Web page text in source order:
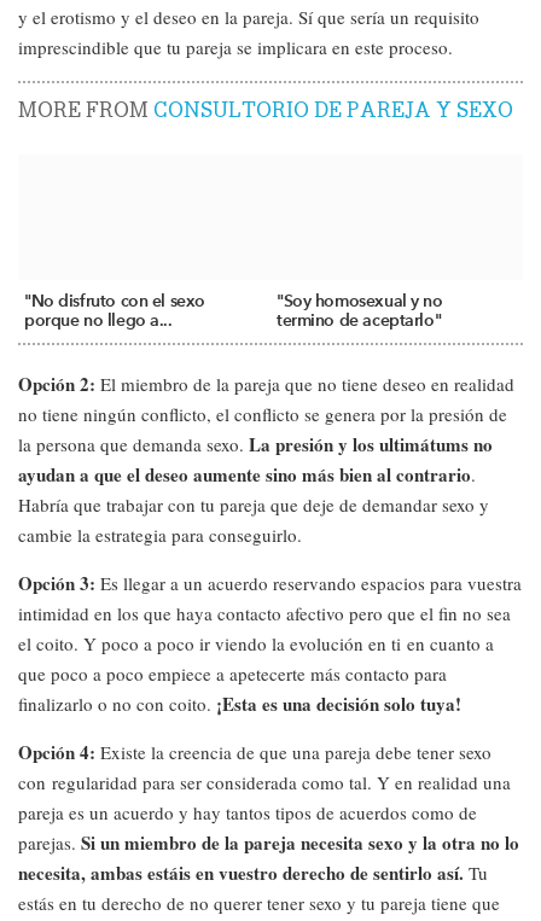
y el erotismo y el deseo en la pareja. Sí que sería un requisito
imprescindible que tu pareja se implicara en este proceso.
MORE FROMCONSULTORIO DE PAREJA Y SEXO
"No disfruto con el sexo
porque no llego a...
"Soy homosexual y no
termino de aceptarlo"
Opción 2: El miembro de la pareja que no tiene deseo en realidad
no tiene ningún conflicto, el conflicto se genera por la presión de
la persona que demanda sexo. La presión y los ultimátums no
ayudan a que el deseo aumente sino más bien al contrario.
Habría que trabajar con tu pareja que deje de demandar sexo y
cambie la estrategia para conseguirlo.
Opción 3: Es llegar a un acuerdo reservando espacios para vuestra
intimidad en los que haya contacto afectivo pero que el fin no sea
el coito. Y poco a poco ir viendo la evolución en ti en cuanto a
que poco a poco empiece a apetecerte más contacto para
finalizarlo o no con coito. ¡Esta es una decisión solo tuya!
Opción 4: Existe la creencia de que una pareja debe tener sexo
con regularidad para ser considerada como tal. Y en realidad una
pareja es un acuerdo y hay tantos tipos de acuerdos como de
parejas. Si un miembro de la pareja necesita sexo y la otra no lo
necesita, ambas estáis en vuestro derecho de sentirlo así. Tu
estás en tu derecho de no querer tener sexo y tu pareja tiene que